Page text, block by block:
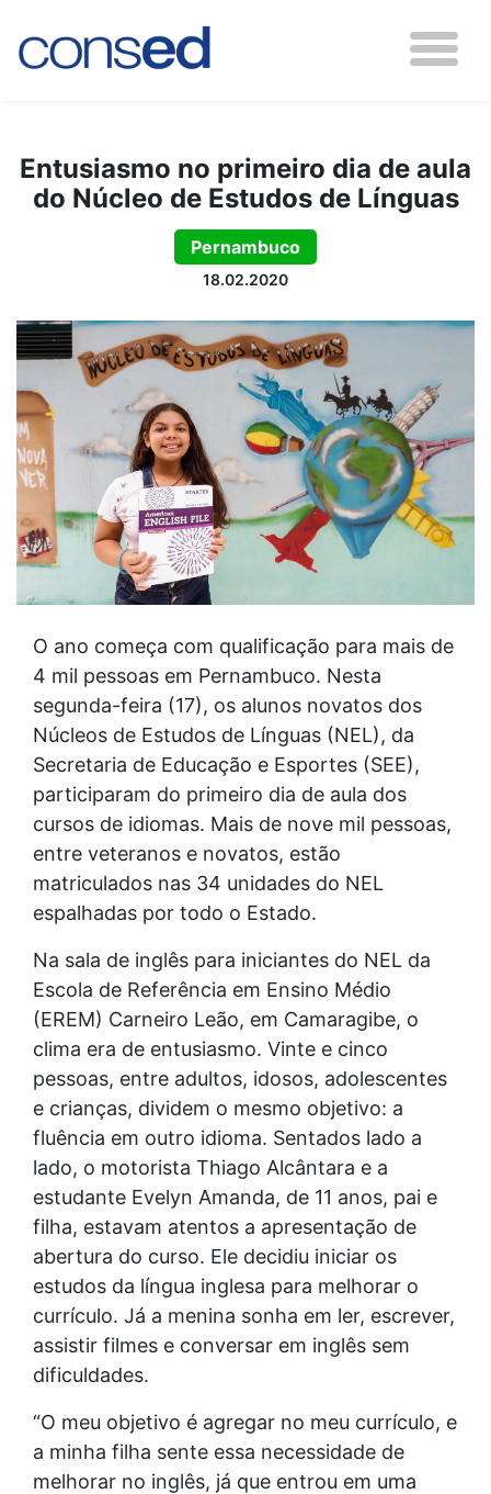
Entusiasmo no primeiro dia de aula
do Núcleo de Estudos de Línguas
Pernambuco
18.02.2020
O ano começa com qualificação para mais de
4 mil pessoas em Pernambuco. Nesta
segunda-feira (17), os alunos novatos dos
Núcleos de Estudos de Línguas (NEL), da
Secretaria de Educação e Esportes (SEE),
participaram do primeiro dia de aula dos
cursos de idiomas. Mais de nove mil pessoas,
entre veteranos e novatos, estão
matriculados nas 34 unidades do NEL
espalhadas por todo o Estado.
Na sala de inglês para iniciantes do NEL da
Escola de Referência em Ensino Médio
(EREM) Carneiro Leão, em Camaragibe, o
clima era de entusiasmo. Vinte e cinco
pessoas, entre adultos, idosos, adolescentes
e crianças, dividem o mesmo objetivo: a
fluência em outro idioma. Sentados lado a
lado, o motorista Thiago Alcântara e a
estudante Evelyn Amanda, de 11 anos, pai e
filha, estavam atentos a apresentação de
abertura do curso. Ele decidiu iniciar os
estudos da língua inglesa para melhorar o
currículo. Já a menina sonha em ler, escrever,
assistir filmes e conversar em inglês sem
dificuldades.
“O meu objetivo é agregar no meu currículo, e
a minha filha sente essa necessidade de
melhorar no inglês, já que entrou em uma